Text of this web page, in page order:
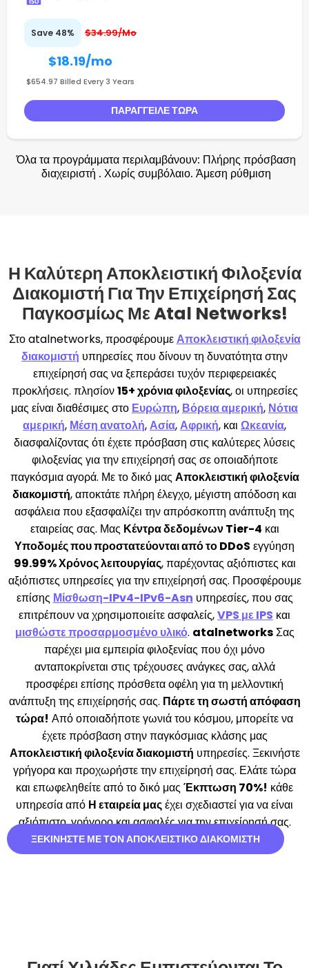
Save 48% $34.99/Mo
$18.19/mo
$654.97 Billed Every 3 Years
ΠΑΡΆΓΓΕΙΛΕ ΤΏΡΑ
Όλα τα προγράμματα περιλαμβάνουν: Πλήρης πρόσβαση
διαχειριστή . Χωρίς συμβόλαιο. Άμεση ρύθμιση
Η Καλύτερη Αποκλειστική Φιλοξενία
Διακομιστή Για Την Επιχείρησή Σας
Παγκοσμίως Με Atal Networks!
Στο atalnetworks, προσφέρουμεΑποκλειστική φιλοξενία
διακομιστή υπηρεσίες που δίνουν τη δυνατότητα στην
επιχείρησή σας να ξεπεράσει τυχόν περιφερειακές
προκλήσεις. πλησίον15+ χρόνια φιλοξενίας, οι υπηρεσίες
μας είναι διαθέσιμες στο Ευρώπη, Βόρεια αμερική, Νότια
αμερική, Μέση ανατολή,Ασία,Αφρική, και Ωκεανία,
διασφαλίζοντας ότι έχετε πρόσβαση στις καλύτερες λύσεις
φιλοξενίας για την επιχείρησή σας σε οποιαδήποτε
παγκόσμια αγορά. Με το δικό μας Αποκλειστική φιλοξενία
διακομιστή, αποκτάτε πλήρη έλεγχο, μέγιστη απόδοση και
ασφάλεια που εξασφαλίζει την απρόσκοπτη ανάπτυξη της
εταιρείας σας. Μας Κέντρα δεδομένων Tier-4 και
Υποδομές που προστατεύονται από το DDoS εγγύηση
99.99% Χρόνος λειτουργίας, παρέχοντας αξιόπιστες και
αξιόπιστες υπηρεσίες για την επιχείρησή σας. Προσφέρουμε
επίσης Μίσθωση-IPv4-IPv6-Asn υπηρεσίες, που σας
επιτρέπουν να χρησιμοποιείτε ασφαλείς,VPS με IPS και
μισθώστε προσαρμοσμένο υλικό. atalnetworksΣας
παρέχει μια εμπειρία φιλοξενίας που όχι μόνο
ανταποκρίνεται στις τρέχουσες ανάγκες σας, αλλά
προσφέρει επίσης πρόσθετα οφέλη για τη μελλοντική
ανάπτυξη της επιχείρησής σας. Πάρτε τη σωστή απόφαση
τώρα! Από οποιαδήποτε γωνιά του κόσμου, μπορείτε να
έχετε πρόσβαση στην παγκόσμιας κλάσης μας
Αποκλειστική φιλοξενία διακομιστή υπηρεσίες. Ξεκινήστε
γρήγορα και προχωρήστε την επιχείρησή σας. Ελάτε τώρα
και επωφεληθείτε από το δικό μας Έκπτωση 70%! κάθε
υπηρεσία από Η εταιρεία μαςέχει σχεδιαστεί για να είναι
αξιόπιστο, γρήγορο και ασφαλές για την επιχείρησή σας.
ΞΕΚΙΝΉΣΤΕ ΜΕ ΤΟΝ ΑΠΟΚΛΕΙΣΤΙΚΌ ΔΙΑΚΟΜΙΣΤΉ